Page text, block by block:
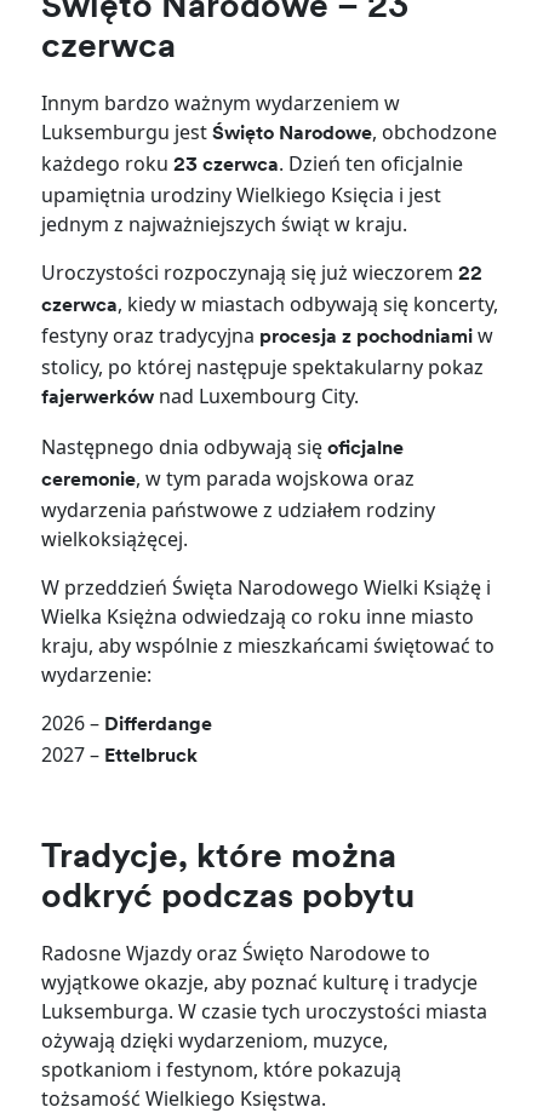
Święto Narodowe – 23
czerwca
Innym bardzo ważnym wydarzeniem w
Luksemburgu jestŚwięto Narodowe, obchodzone
każdego roku23 czerwca. Dzień ten oficjalnie
upamiętnia urodziny Wielkiego Księcia i jest
jednym z najważniejszych świąt w kraju.
Uroczystości rozpoczynają się już wieczorem22
czerwca, kiedy w miastach odbywają się koncerty,
festyny oraz tradycyjna procesja z pochodniami w
stolicy, po której następuje spektakularny pokaz
fajerwerków nad Luxembourg City.
Następnego dnia odbywają sięoficjalne
ceremonie, w tym parada wojskowa oraz
wydarzenia państwowe z udziałem rodziny
wielkoksiążęcej.
W przeddzień Święta Narodowego Wielki Książę i
Wielka Księżna odwiedzają co roku inne miasto
kraju, aby wspólnie z mieszkańcami świętować to
wydarzenie:
2026 – Differdange
2027 – Ettelbruck
Tradycje, które można
odkryć podczas pobytu
Radosne Wjazdy oraz Święto Narodowe to
wyjątkowe okazje, aby poznać kulturę i tradycje
Luksemburga. W czasie tych uroczystości miasta
ożywają dzięki wydarzeniom, muzyce,
spotkaniom i festynom, które pokazują
tożsamość Wielkiego Księstwa.